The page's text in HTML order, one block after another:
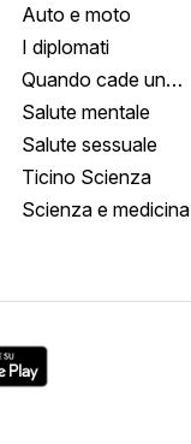
Auto e moto
I diplomati
Quando cade un
quadro
Salute mentale
Salute sessuale
Ticino Scienza
Scienza e medicina